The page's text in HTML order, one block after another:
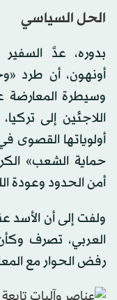
الحل السياسي
بدوره، عدَّ
أونهون، أن طرد
وسيطرة
اللاجئين إلى
أولوياتها القصوى
حماية الشعب»
أمن الحدود وعودة
ولفت إلى أن الأسد
العربي، تصرف
رفض الحوار مع